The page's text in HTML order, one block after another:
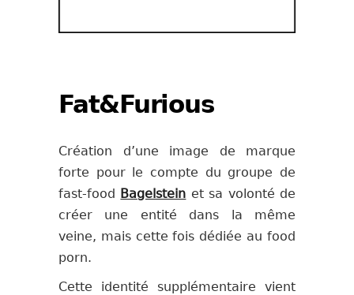
Fat&Furious
Création d’une image de marque
forte pour le compte du groupe de
fast-food Bagelstein et sa volonté de
créer une entité dans la même
veine, mais cette fois dédiée au food
porn.
Cette identité supplémentaire vient